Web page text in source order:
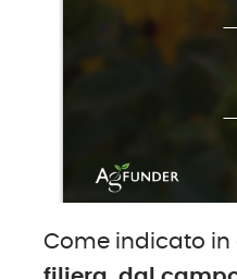
Come indicato in